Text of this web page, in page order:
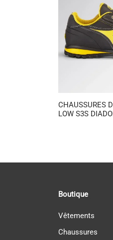
CHAUSSURES
LOW S3S
Boutique
Vêtements
Chaussures